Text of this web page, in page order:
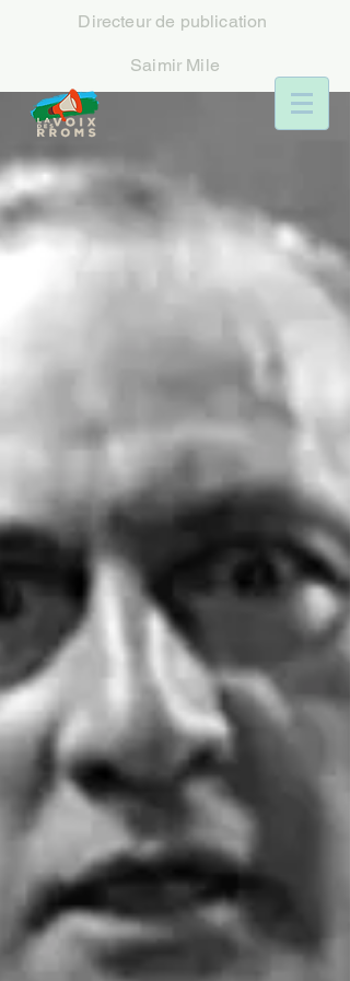
Directeurde publication
Saimir Mile